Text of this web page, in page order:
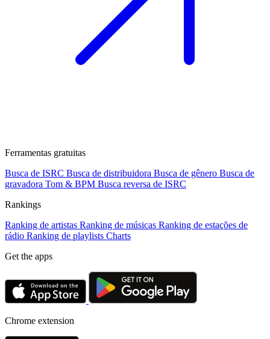
Ferramentas gratuitas
Busca de ISRC Busca de distribuidora Busca de gênero Busca de
gravadora Tom & BPM Busca reversa de ISRC
Rankings
Ranking de artistas Ranking de músicas Ranking de estações de
rádio Ranking de playlists Charts
Get the apps
Chrome extension